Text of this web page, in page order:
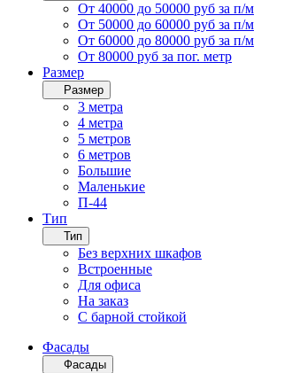
От 40000 до 50000 руб за п/м
От 50000 до 60000 руб за п/м
От 60000 до 80000 руб за п/м
От 80000 руб за пог. метр
Размер
Размер
3 метра
4 метра
5 метров
6 метров
Большие
Маленькие
П-44
Тип
Тип
Без верхних шкафов
Встроенные
Для офиса
На заказ
С барной стойкой
Фасады
Фасады